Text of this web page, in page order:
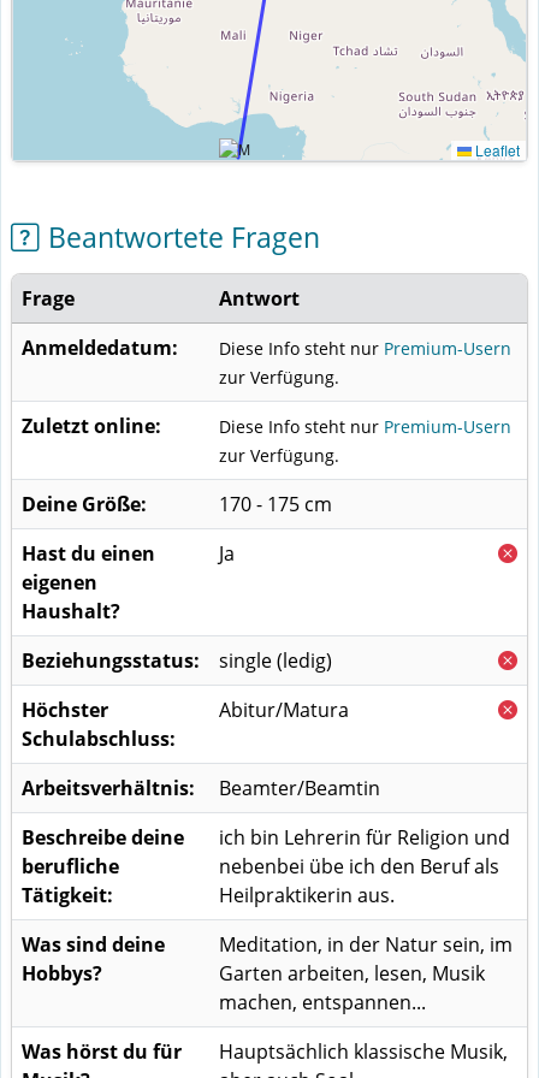
Leaflet
Beantwortete Fragen
Frage
Antwort
Anmeldedatum:
Diese Info steht nur Premium-Usern
zur Verfügung.
Zuletzt online: Diese Info steht nur Premium-Usern
zur Verfügung.
Deine Größe:
170 - 175 cm
Hast du einen
eigenen
Haushalt?
Ja
Beziehungsstatus:
single (ledig)
Höchster
Schulabschluss:
Abitur/Matura
Arbeitsverhältnis:
Beamter/Beamtin
Beschreibe deine
berufliche
Tätigkeit:
ich bin Lehrerin für Religion und
nebenbei übe ich den Beruf als
Heilpraktikerin aus.
Was sind deine
Hobbys?
Meditation, in der Natur sein, im
Garten arbeiten, lesen, Musik
machen, entspannen...
Was hörst du für
Hauptsächlich klassische Musik,